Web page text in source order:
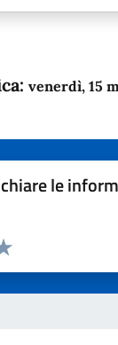
venerdì, 15
le
pagina
5 stelle su 5
4 stelle su 5
su 5
su 5
5